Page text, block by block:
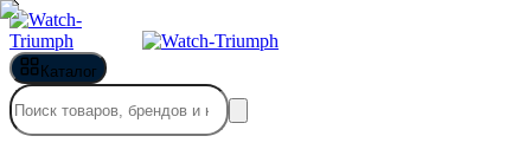
Каталог